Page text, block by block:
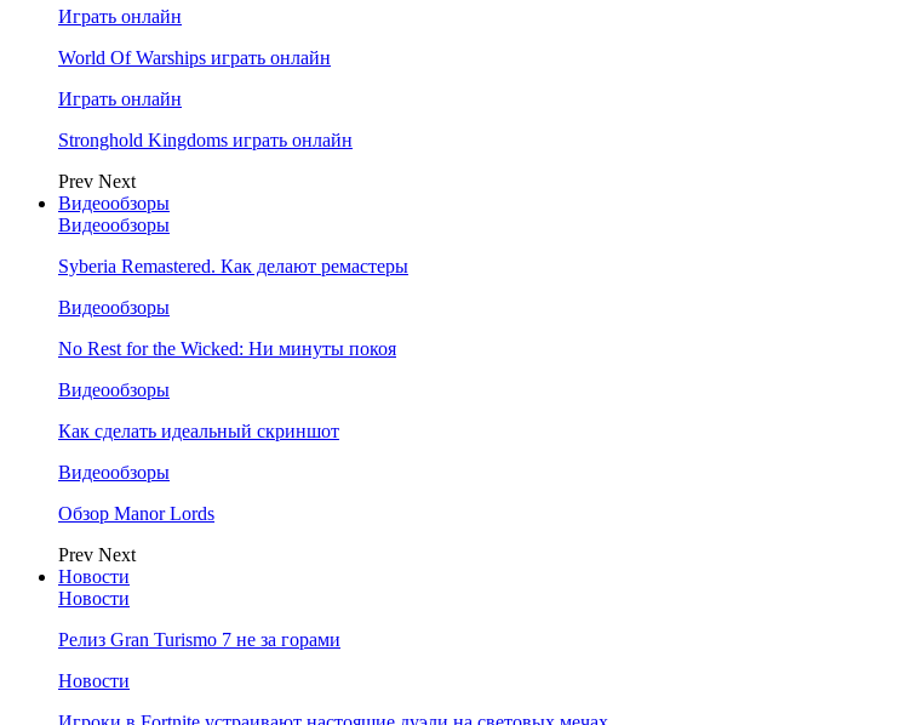
Играть онлайн
World Of Warships играть онлайн
Играть онлайн
Stronghold Kingdoms играть онлайн
Prev Next
Видеообзоры
Видеообзоры
Syberia Remastered. Как делают ремастеры
Видеообзоры
No Rest for the Wicked: Ни минуты покоя
Видеообзоры
Как сделать идеальный скриншот
Видеообзоры
Обзор Manor Lords
Prev Next
Новости
Новости
Релиз Gran Turismo 7 не за горами
Новости